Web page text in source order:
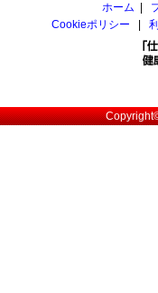
ホーム
Cookieポリシー